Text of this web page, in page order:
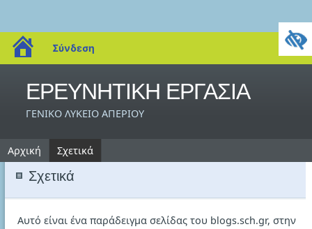
blogs.sch.gr
Σύνδεση
ΕΡΕΥΝΗΤΙΚΗ ΕΡΓΑΣΙΑ
ΓΕΝΙΚΟ ΛΥΚΕΙΟ ΑΠΕΡΙΟΥ
Αρχική Σχετικά
Σχετικά
Αυτό είναι ένα παράδειγμα σελίδας του blogs.sch.gr, στην